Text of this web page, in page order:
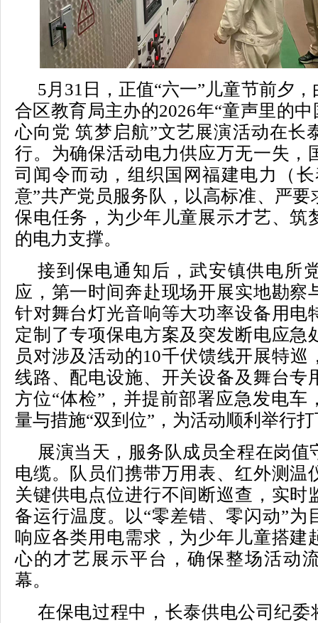
5月31日，正值“六一”儿童节前夕
合区教育局主办的2026年“童声里的
心向党 筑梦启航”文艺展演活动在长
行。为确保活动电力供应万无一失，
司闻令而动，组织国网福建电力（
意”共产党员服务队，以高标准、严要
保电任务，为少年儿童展示才艺、筑
的电力支撑。
接到保电通知后，武安镇供电所
应，第一时间奔赴现场开展实地勘察
针对舞台灯光音响等大功率设备用电
定制了专项保电方案及突发断电应急
员对涉及活动的10千伏馈线开展特巡
线路、配电设施、开关设备及舞台专
方位“体检”，并提前部署应急发电车
量与措施“双到位”，为活动顺利举行
展演当天，服务队成员全程在岗值
电缆。队员们携带万用表、红外测温
关键供电点位进行不间断巡查，实时
备运行温度。以“零差错、零闪动”为
响应各类用电需求，为少年儿童搭建
心的才艺展示平台，确保整场活动
幕。
在保电过程中，长泰供电公司纪委